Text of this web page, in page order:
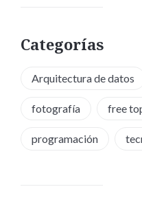
Categorías
Arquitectura de datos
fotografía free
programación